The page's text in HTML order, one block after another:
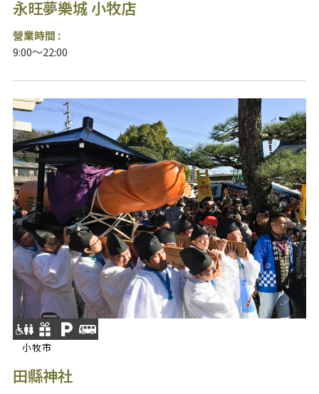
永旺夢樂城 小牧店
營業時間 :
9:00～22:00
小牧市
田縣神社